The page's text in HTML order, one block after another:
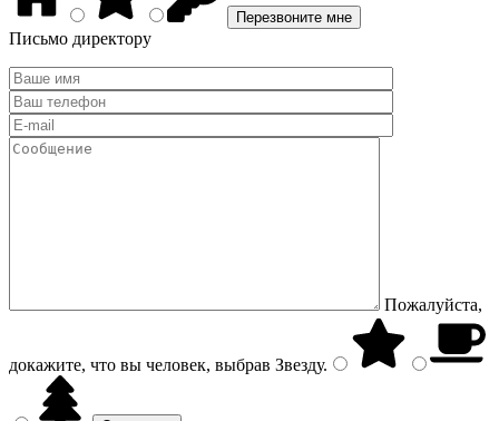
Письмо директору
Пожалуйста,
докажите, что вы человек, выбрав Звезду.